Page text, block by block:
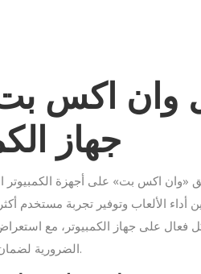
وان اكس
جهاز
اكس بت» على أجهزة الكمبيوتر
الألعاب وتوفير تجربة مستخدم
فعال على جهاز الكمبيوتر، مع
الضرورية لضمان تشغيله بسلاسة.